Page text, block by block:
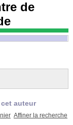
de
auteur
Affiner la recherche